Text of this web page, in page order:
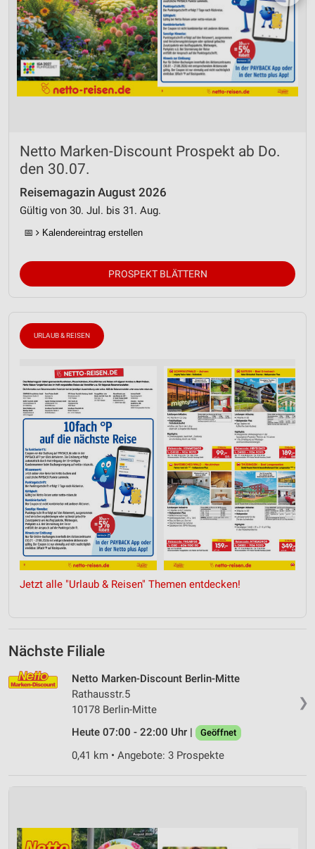
Netto Marken-Discount Prospekt ab Do.
den 30.07.
Reisemagazin August 2026
Gültig von 30. Jul. bis 31. Aug.
📅 Kalendereintrag erstellen
PROSPEKT BLÄTTERN
URLAUB & REISEN
Jetzt alle "Urlaub & Reisen" Themen entdecken!
Nächste Filiale
❯
Netto Marken-Discount Berlin-Mitte
Rathausstr.5
10178 Berlin-Mitte
Heute 07:00 - 22:00 Uhr |
Geöffnet
0,41 km • Angebote: 3 Prospekte